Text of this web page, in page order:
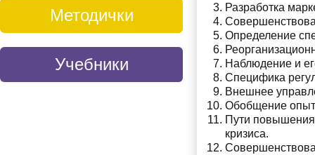
Методички
Учебники
Разработка
Определение
Наблюдение и
Специфика
Внешнее
Обобщение
Пути
кризиса.